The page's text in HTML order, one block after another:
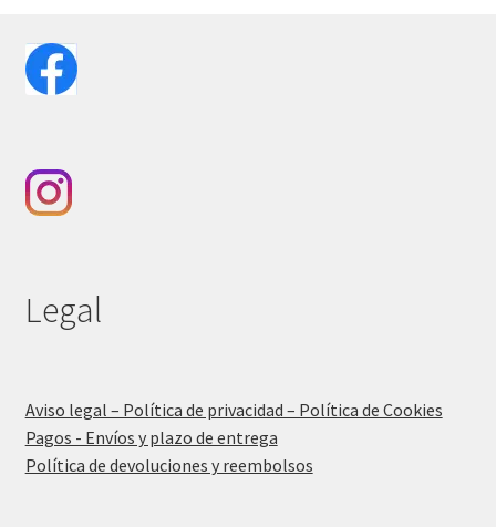
Legal
Aviso legal – Política de privacidad – Política de Cookies
Pagos - Envíos y plazo de entrega
Política de devoluciones y reembolsos